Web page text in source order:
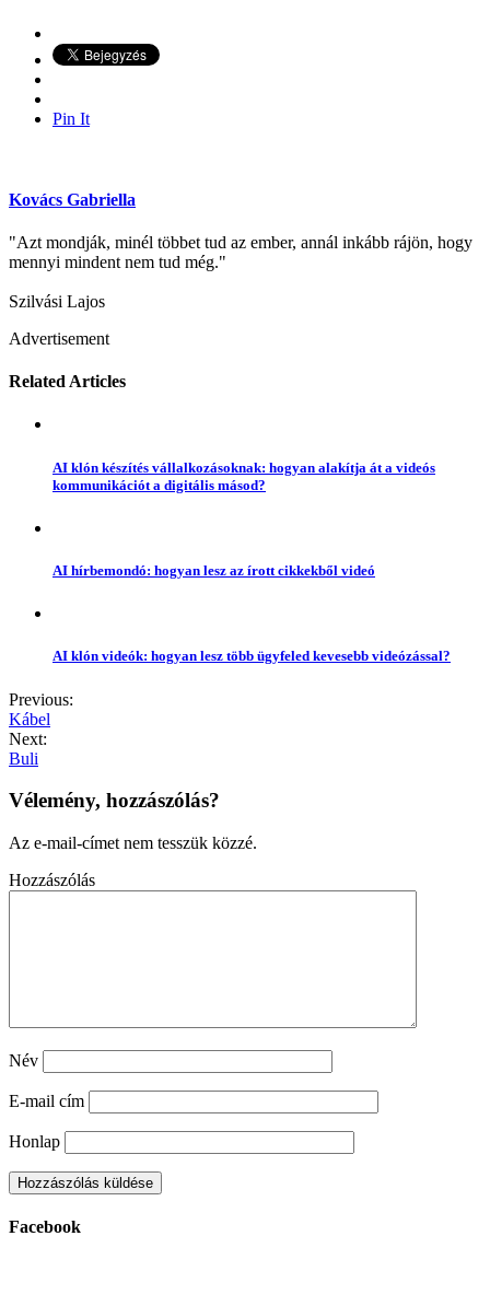
Pin It
Kovács Gabriella
"Azt mondják, minél többet tud az ember, annál inkább rájön, hogy
mennyi mindent nem tud még."
Szilvási Lajos
Advertisement
Related Articles
AI klón készítés vállalkozásoknak: hogyan alakítja át a videós
kommunikációt a digitális másod?
AI hírbemondó: hogyan lesz az írott cikkekből videó
AI klón videók: hogyan lesz több ügyfeled kevesebb videózással?
Previous:
Kábel
Next:
Buli
Vélemény, hozzászólás?
Az e-mail-címet nem tesszük közzé.
Hozzászólás
Név
E-mail cím
Honlap
Facebook